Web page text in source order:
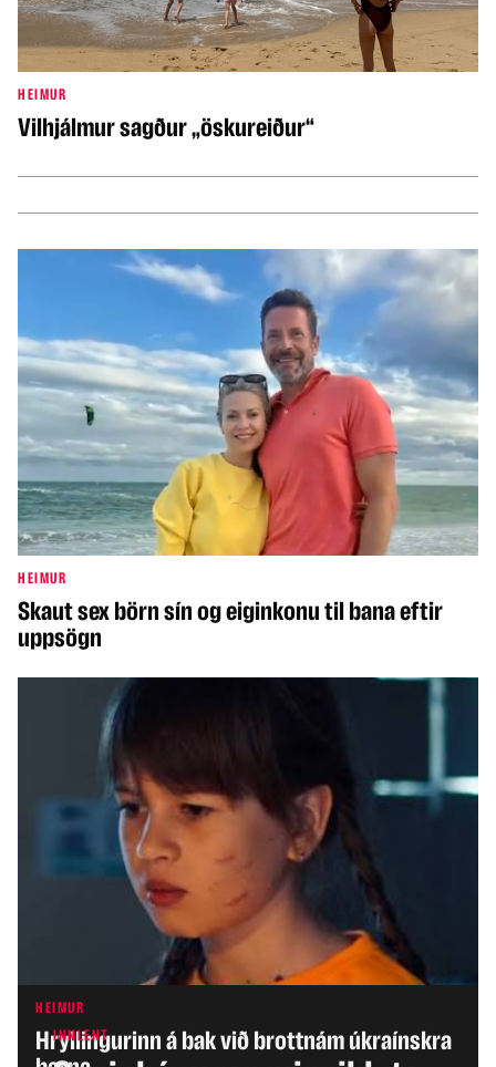
HEIMUR
Vilhjálmur sagður „öskureiður“
HEIMUR
Skaut sex börn sín og eiginkonu til bana eftir
uppsögn
HEIMUR
Hryllingurinn á bak við brottnám úkraínskra
INNLENT